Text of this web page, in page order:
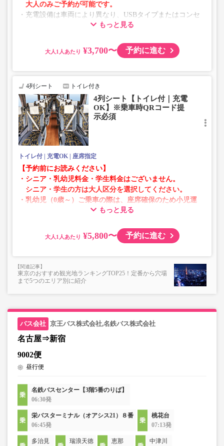
大人のみご予約が可能です。
・充電設備は車両により異なり、USBタイプまたはコンセ
ントタイプでのご用意となります。
仕様が変更となる場合がございます。あらかじめご了承く
ださい。
もっと見る
大人 ¥3,700〜 予約に進む
4列シート トイレ付き
4列シート【トイレ付｜充電
OK】※乗車時QRコード提
示必須
トイレ付 充電OK 座席指定
【予約前にお読みください】
・シニア・乳幼児料金・学生料金はございません。
シニア・学生の方は大人区分を選択してください。
・乳幼児（0歳～）ご乗車の際は、座席確保のため小児運
賃での乗車券が必要です。
・AM1時～5時の間はシステムメンテナンスの為ご予約が
・在庫の状況はリアルタイムの表示ではございません。
※売り切れの場合でも残数が表示される場合がありま
す。
・一部取り扱いのない停留所がある場合がございます。
ントタイプでのご用意となります。
・増便や車両整備等の都合により、予告なく車両・シート
ださい。
もっと見る
大人 ¥5,800〜 予約に進む
東京のおすすめ観光地ランキングTOP25！定番から穴場
まで5つのエリア別に紹介
京王バス株式会社,名鉄バス株式会社
名古屋⇒新宿
9002便
昼行便
名鉄バスセンター【3階5番のりば】
06:30発
栄バスターミナル（オアシス21）８番
06:45発
桃花台
07:13発
多治見
瑞浪天徳
恵那
中津川